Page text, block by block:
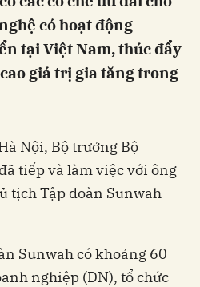
có hoạt động
tại Việt Nam, thúc đẩy
giá trị gia tăng trong
Nội, Bộ trưởng Bộ
tiếp và làm việc với ông
tịch Tập đoàn Sunwah
Sunwah có khoảng 60
nghiệp (DN), tổ chức